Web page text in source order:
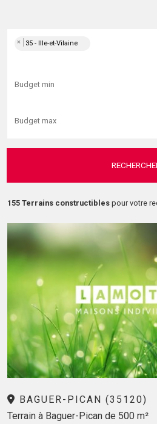
× 35 - Ille-et-Vilaine
155 Terrains constructibles pour votre
BAGUER-PICAN (35120)
Terrain à Baguer-Pican de 500 m²